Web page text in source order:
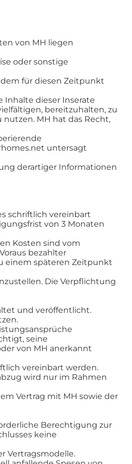
von MH liegen
oder sonstige
für diesen Zeitpunkt
Inhalte dieser Inserate
bereitzuhalten, zu
MH hat das Recht,
untersagt
derartiger Informationen
schriftlich vereinbart
von 3 Monaten
Kosten sind vom
bezahlter
einem späteren Zeitpunkt
Die Verpflichtung
und veröffentlicht.
seine
von MH anerkannt
vereinbart werden.
wird nur im Rahmen
Vertrag mit MH sowie der
Berechtigung zur
keine
Vertragsmodelle.